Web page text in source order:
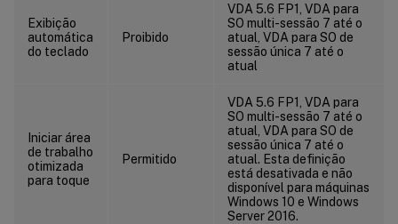
Exibição
automática
do teclado
Proibido
VDA 5.6 FP1, VDA para
SO multi-sessão 7 até o
atual, VDA para SO de
sessão única 7 até o
atual
Iniciar área
de trabalho
otimizada
para toque
Permitido
VDA 5.6 FP1, VDA para
SO multi-sessão 7 até o
atual, VDA para SO de
sessão única 7 até o
atual. Esta definição
está desativada e não
disponível para máquinas
Windows 10 e Windows
Server 2016.